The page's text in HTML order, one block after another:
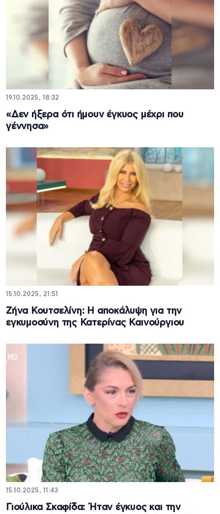
19.10.2025, 18:32
«Δεν ήξερα ότι ήμουν έγκυος μέχρι που
γέννησα»
15.10.2025, 21:51
Zήνα Κουτσελίνη: Η αποκάλυψη για την
εγκυμοσύνη της Κατερίνας Καινούργιου
15.10.2025, 11:43
Γιούλικα Σκαφίδα: Ήταν έγκυος και την